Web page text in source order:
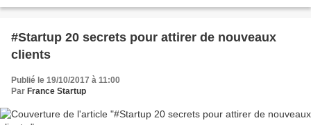
#Startup 20 secrets pour attirer de nouveaux
clients
Publié le 19/10/2017 à 11:00
Par France Startup